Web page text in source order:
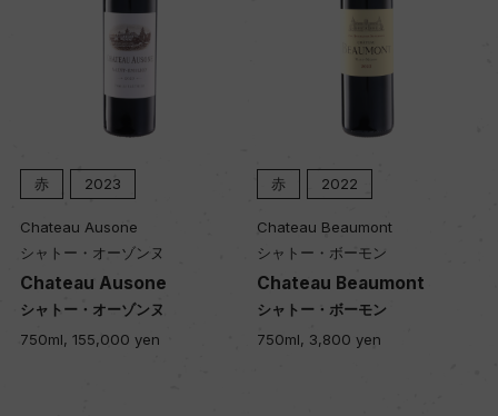
赤 2023
Chateau Ausone
シャトー・オーゾンヌ
Chateau Ausone
シャトー・オーゾンヌ
750ml, 155,000 yen
赤 2022
Chateau Beaumont
シャトー・ボーモン
Chateau Beaumont
シャトー・ボーモン
750ml, 3,800 yen